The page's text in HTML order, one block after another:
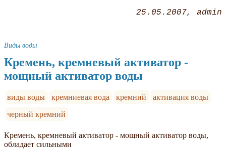
25.05.2007 admin
Виды воды
Кремень, кремневый активатор -
мощный активатор воды
виды воды кремниевая вода кремний
активация воды
черный кремний
Кремень, кремневый активатор - мощный активатор воды,
обладает сильными